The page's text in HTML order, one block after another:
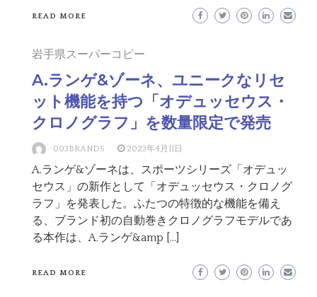
READ MORE
岩手県スーパーコピー
A.ランゲ&ゾーネ、ユニークなリセ
ット機能を持つ「オデュッセウス・
クロノグラフ」を数量限定で発売
003BRANDS 2023年4月11日
A.ランゲ&ゾーネは、スポーツシリーズ「オデュッ
セウス」の新作として「オデュッセウス・クロノグ
ラフ」を発表した。ふたつの特徴的な機能を備え
る、ブランド初の自動巻きクロノグラフモデルであ
る本作は、A.ランゲ&amp […]
READ MORE